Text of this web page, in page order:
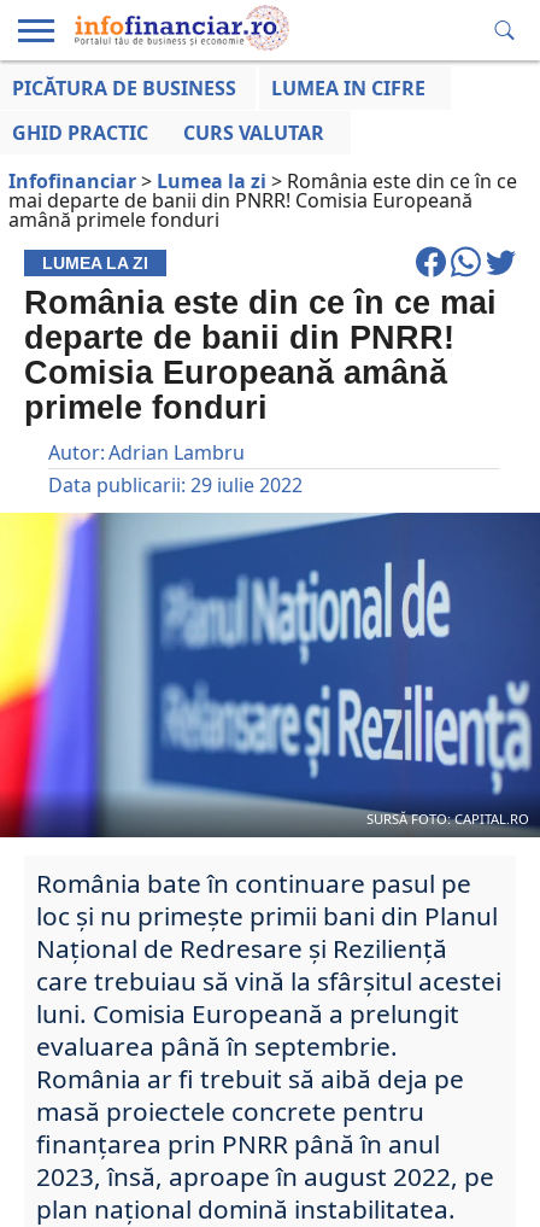
EDUCAȚIE
LA ZI
AFACERILOR
PICĂTURA DE BUSINESS
LUMEA IN CIFRE
GHID PRACTIC
CURS VALUTAR
Infofinanciar> Lumea la zi > România este din ce în ce
mai departe de banii din PNRR! Comisia Europeană
amână primele fonduri
LUMEA LA ZI
România este din ce în ce mai
departe de banii din PNRR!
Comisia Europeană amână
primele fonduri
Autor:Adrian Lambru
Data publicarii: 29 iulie 2022
SURSĂ FOTO: CAPITAL.RO
România bate în continuare pasul pe
loc și nu primește primii bani din Planul
Național de Redresare și Reziliență
care trebuiau să vină la sfârșitul acestei
luni. Comisia Europeană a prelungit
evaluarea până în septembrie.
România ar fi trebuit să aibă deja pe
masă proiectele concrete pentru
finanţarea prin PNRR până în anul
2023, însă, aproape în august 2022, pe
plan național domină instabilitatea.